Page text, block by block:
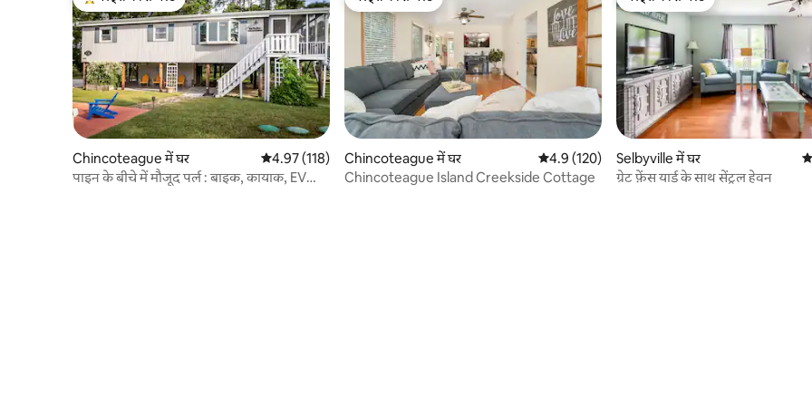
गेस्ट्स का टॉप फ़ेवरेट
Chincoteague में घर औसत रेटिंग 5 में से 4.97, 118 समीक्षाएँ
4.97 (118)
पाइन के बीचे में मौजूद पर्ल : बाइक, कायाक, EV
गेस्ट्स की फ़ेवरेट
Chincoteague में घर औसत रेटिंग 5 में से 4.9, 120 समीक्षाएँ
4.9 (120)
Chincoteague Island Creekside Cottage
गेस्ट्स की फ़ेवरेट
Selbyville में घर
ग्रेट फ़ेंस यार्ड के साथ सेंट्रल हेवन